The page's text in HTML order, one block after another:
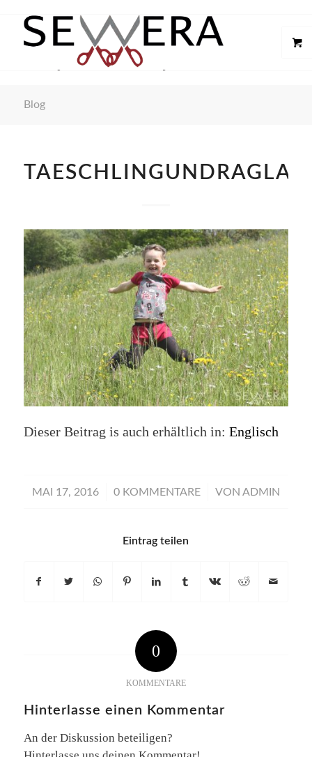
Blog
Dieser Beitrag is auch erhältlich in: Englisch
MAI 17, 2016
/ 0 KOMMENTARE
/ VON ADMIN
Eintrag teilen
0
KOMMENTARE
Hinterlasse einen Kommentar
An der Diskussion beteiligen?